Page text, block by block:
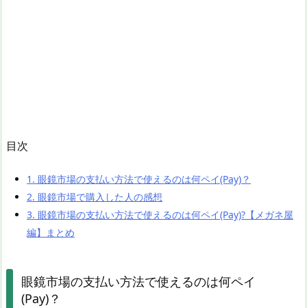
目次
1. 眼鏡市場の支払い方法で使えるのは何ペイ(Pay)？
2. 眼鏡市場で購入した人の感想
3. 眼鏡市場の支払い方法で使えるのは何ペイ(Pay)?【メガネ屋
編】まとめ
眼鏡市場の支払い方法で使えるのは何ペイ
(Pay)？